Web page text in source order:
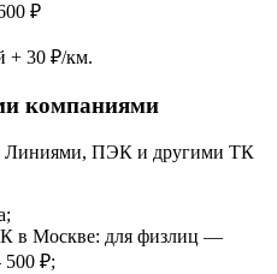
₽
+ 30 ₽/км.
компаниями
ПЭК и другими ТК
в Москве: для физлиц —
₽;